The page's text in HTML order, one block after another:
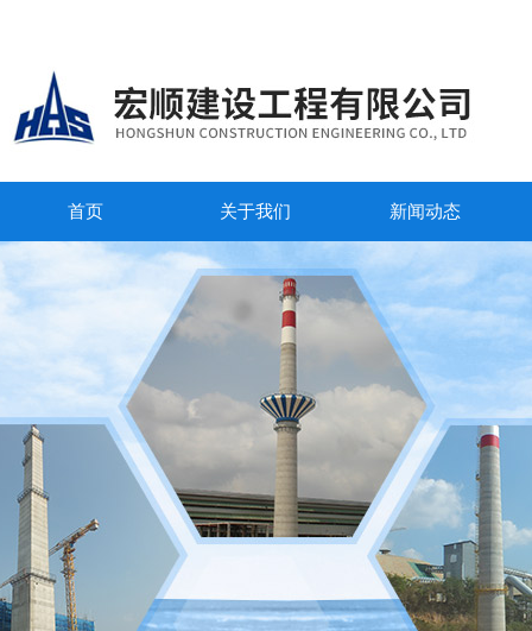
首页 关于我们 新闻动态